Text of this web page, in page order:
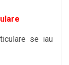
se iau